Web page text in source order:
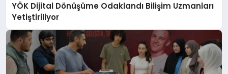
YÖK Dijital Dönüşüme Odaklandı Bilişim Uzmanları
Yetiştiriliyor